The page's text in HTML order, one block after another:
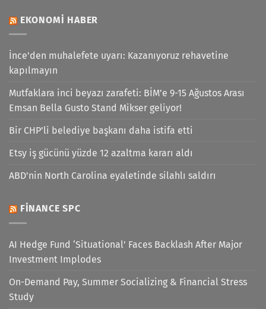
EKONOMI HABER
İnce'den muhalefete uyarı: Kazanıyoruz rehavetine
kapılmayın
Mutfaklara inci beyazı zarafeti: BİM’e 9-15 Ağustos Arası
Emsan Bella Gusto Stand Mikser geliyor!
Bir CHP’li belediye başkanı daha istifa etti
Etsy iş gücünü yüzde 12 azaltma kararı aldı
ABD'nin North Carolina eyaletinde silahlı saldırı
FINANCE SPC
AI Hedge Fund ‘Situational’ Faces Backlash After Major
Investment Implodes
On-Demand Pay, Summer Socializing & Financial Stress
Study